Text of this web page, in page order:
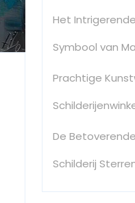
Het
Symbool van
Prachtige
De
Schilderij